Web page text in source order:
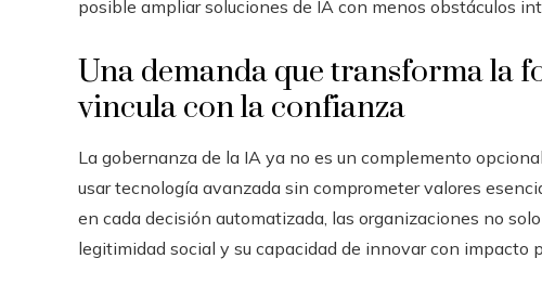
posible ampliar soluciones de IA con menos obstáculos
Una demanda que transforma la
vincula con la confianza
La gobernanza de la IA ya no es un complemento
usar tecnología avanzada sin comprometer valores
en cada decisión automatizada, las organizaciones no
legitimidad social y su capacidad de innovar con impacto